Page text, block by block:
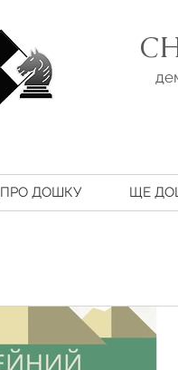
ПРО ДОШКУ ЩЕ